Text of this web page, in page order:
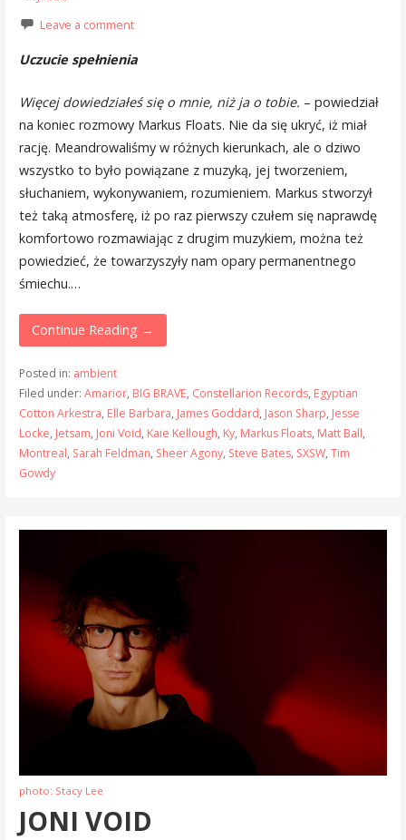
Leave a comment
Uczucie spełnienia
Więcej dowiedziałeś się o mnie, niż ja o tobie. – powiedział
na koniec rozmowy Markus Floats. Nie da się ukryć, iż miał
rację. Meandrowaliśmy w różnych kierunkach, ale o dziwo
wszystko to było powiązane z muzyką, jej tworzeniem,
słuchaniem, wykonywaniem, rozumieniem. Markus stworzył
też taką atmosferę, iż po raz pierwszy czułem się naprawdę
komfortowo rozmawiając z drugim muzykiem, można też
powiedzieć, że towarzyszyły nam opary permanentnego
śmiechu.…
Continue Reading →
Posted in: ambient
Filed under: Amarior, BIG BRAVE, Constellarion Records, Egyptian
Cotton Arkestra, Elle Barbara, James Goddard, Jason Sharp, Jesse
Locke, Jetsam, Joni Void, Kaie Kellough, Ky, Markus Floats, Matt Ball,
Montreal, Sarah Feldman, Sheer Agony, Steve Bates, SXSW, Tim
Gowdy
photo: Stacy Lee
JONI VOID